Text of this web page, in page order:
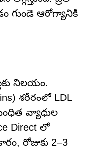
గుండె ఆరోగ్యానికి
నిలయం.
శరీరంలో LDL
వ్యాధుల
Direct లో
రోజుకు 2–3